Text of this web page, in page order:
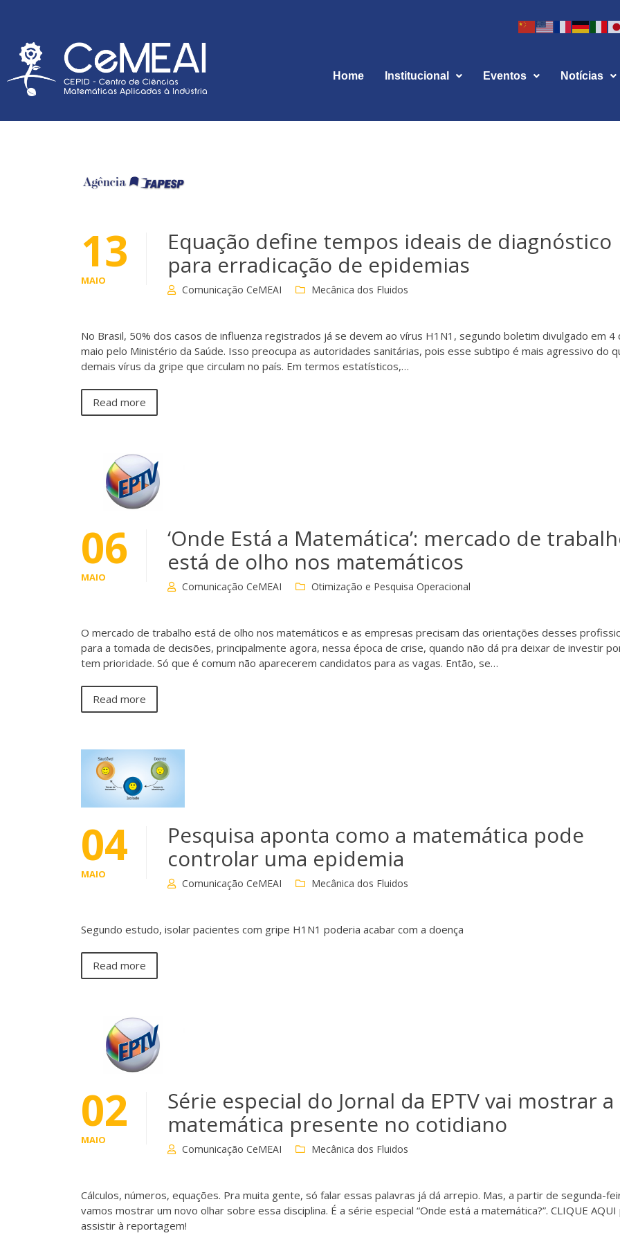
Home Institucional Eventos Notícias
13
MAIO
Equação define tempos ideais de diagnóstico
para erradicação de epidemias
Comunicação CeMEAI Mecânica dos Fluidos
No Brasil, 50% dos casos de influenza registrados já se devem ao vírus H1N1, segundo boletim divulgado em 4
maio pelo Ministério da Saúde. Isso preocupa as autoridades sanitárias, pois esse subtipo é mais agressivo do
demais vírus da gripe que circulam no país. Em termos estatísticos,…
Read more
06
MAIO
‘Onde Está a Matemática’: mercado de
está de olho nos matemáticos
Comunicação CeMEAI Otimização e Pesquisa Operacional
O mercado de trabalho está de olho nos matemáticos e as empresas precisam das orientações desses
para a tomada de decisões, principalmente agora, nessa época de crise, quando não dá pra deixar de investir
tem prioridade. Só que é comum não aparecerem candidatos para as vagas. Então, se…
Read more
04
MAIO
Pesquisa aponta como a matemática pode
controlar uma epidemia
Comunicação CeMEAI Mecânica dos Fluidos
Segundo estudo, isolar pacientes com gripe H1N1 poderia acabar com a doença
Read more
02
MAIO
Série especial do Jornal da EPTV vai mostrar a
matemática presente no cotidiano
Comunicação CeMEAI Mecânica dos Fluidos
Cálculos, números, equações. Pra muita gente, só falar essas palavras já dá arrepio. Mas, a partir de segunda-
vamos mostrar um novo olhar sobre essa disciplina. É a série especial “Onde está a matemática?”. CLIQUE AQUI
assistir à reportagem!